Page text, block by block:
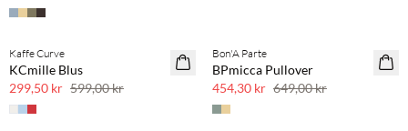
SAVE20
Kaffe Curve
KCmille Blus
299,50 kr 599,00 kr
SAVE20
Bon'A Parte
BPmicca Pullover
454,30 kr 649,00 kr